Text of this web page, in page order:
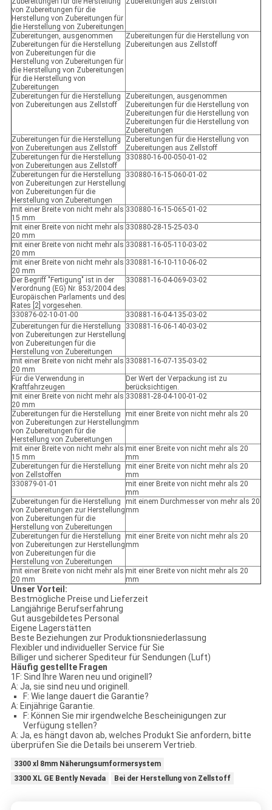
von Zubereitungen für die
Herstellung von Zubereitungen für
die Herstellung von Zubereitungen
Zubereitungen, ausgenommen
Zubereitungen für die Herstellung
von Zubereitungen für die
Herstellung von Zubereitungen für
die Herstellung von Zubereitungen
für die Herstellung von
Zubereitungen
Zubereitungen für die Herstellung von
Zubereitungen aus Zellstoff
Zubereitungen für die Herstellung
von Zubereitungen aus Zellstoff
Zubereitungen, ausgenommen
Zubereitungen für die Herstellung von
Zubereitungen für die Herstellung von
Zubereitungen für die Herstellung von
Zubereitungen
Zubereitungen für die Herstellung
von Zubereitungen aus Zellstoff
Zubereitungen für die Herstellung von
Zubereitungen aus Zellstoff
Zubereitungen für die Herstellung
von Zubereitungen aus Zellstoff
330880-16-00-050-01-02
Zubereitungen für die Herstellung
von Zubereitungen zur Herstellung
von Zubereitungen für die
Herstellung von Zubereitungen
330880-16-15-060-01-02
mit einer Breite von nicht mehr als
15 mm
330880-16-15-065-01-02
mit einer Breite von nicht mehr als
20 mm
330880-28-15-25-03-0
mit einer Breite von nicht mehr als
20 mm
330881-16-05-110-03-02
mit einer Breite von nicht mehr als
20 mm
330881-16-10-110-06-02
Der Begriff "Fertigung" ist in der
Verordnung (EG) Nr. 853/2004 des
Europäischen Parlaments und des
Rates [2] vorgesehen.
330881-16-04-069-03-02
330876-02-10-01-00
330881-16-04-135-03-02
Zubereitungen für die Herstellung
von Zubereitungen zur Herstellung
von Zubereitungen für die
Herstellung von Zubereitungen
330881-16-06-140-03-02
mit einer Breite von nicht mehr als
20 mm
330881-16-07-135-03-02
Für die Verwendung in
Kraftfahrzeugen
Der Wert der Verpackung ist zu
berücksichtigen.
mit einer Breite von nicht mehr als
20 mm
330881-28-04-100-01-02
Zubereitungen für die Herstellung
von Zubereitungen zur Herstellung
von Zubereitungen für die
Herstellung von Zubereitungen
mit einer Breite von nicht mehr als 20
mm
mit einer Breite von nicht mehr als
15 mm
mit einer Breite von nicht mehr als 20
mm
Zubereitungen für die Herstellung
von Zellstoffen
mit einer Breite von nicht mehr als 20
mm
330879-01-01
mit einer Breite von nicht mehr als 20
mm
Zubereitungen für die Herstellung
von Zubereitungen zur Herstellung
von Zubereitungen für die
Herstellung von Zubereitungen
mit einem Durchmesser von mehr als 20
mm
Zubereitungen für die Herstellung
von Zubereitungen zur Herstellung
von Zubereitungen für die
Herstellung von Zubereitungen
mit einer Breite von nicht mehr als 20
mm
mit einer Breite von nicht mehr als
20 mm
mit einer Breite von nicht mehr als 20
mm
Unser Vorteil:
Bestmögliche Preise und Lieferzeit
Langjährige Berufserfahrung
Gut ausgebildetes Personal
Eigene Lagerstätten
Beste Beziehungen zur Produktionsniederlassung
Flexibler und individueller Service für Sie
Billiger und sicherer Spediteur für Sendungen (Luft)
Häufig gestellte Fragen
1F: Sind Ihre Waren neu und originell?
A: Ja, sie sind neu und originell.
F: Wie lange dauert die Garantie?
A: Einjährige Garantie.
F: Können Sie mir irgendwelche Bescheinigungen zur
Verfügung stellen?
A: Ja, es hängt davon ab, welches Produkt Sie anfordern, bitte
überprüfen Sie die Details bei unserem Vertrieb.
3300 xl 8mm Näherungsumformersystem
3300 XL GE Bently Nevada
Bei der Herstellung von Zellstoff